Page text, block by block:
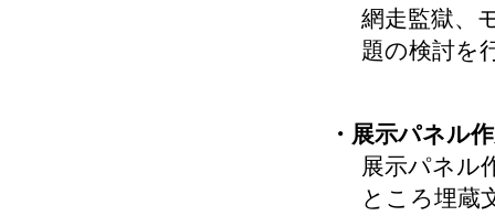
網走監獄、
題の検討を
・展示パネル
展示パネル
ところ埋蔵